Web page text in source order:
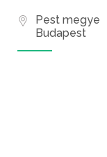
Pest megye
Budapest